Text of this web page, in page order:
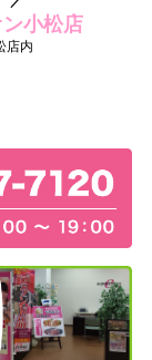
小松店
店内